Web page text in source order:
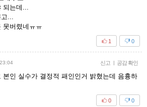
되는데...
...
못버렸네ㅠㅠ
0
1
신고 공감 확인
본인 실수가 결정적 패인인거 밝혔는데 음흉하
0
0